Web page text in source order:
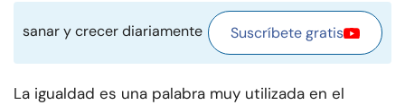
sanar y crecer diariamente Suscríbete gratis
La igualdad es una palabra muy utilizada en el